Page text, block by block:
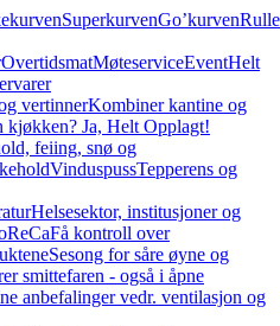
SuperkurvenGo’kurven
OvertidsmatMøteserviceEventHelt
vertinnerKombiner kantine og
kjøkken? Ja, Helt Opplagt!
feiing, snø og
VinduspussTepperens og
Helsesektor, institusjoner og
Få kontroll over
Sesong for såre øyne og
smittefaren - også i åpne
anbefalinger vedr. ventilasjon og